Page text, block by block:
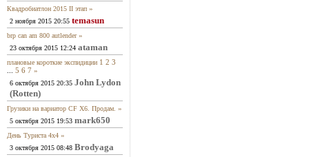
Квадробиатлон 2015 II этап »
2 ноября 2015 20:55 temasun
brp can am 800 autlender »
23 октября 2015 12:24 ataman
плановые короткие экспидиции 1 2 3
5 6 7 »
6 октября 2015 20:35 John Lydon
(Rotten)
Грузики на вариатор CF X6. Продам. »
5 октября 2015 19:53 mark650
День Туриста 4х4 »
3 октября 2015 08:48 Brodyaga